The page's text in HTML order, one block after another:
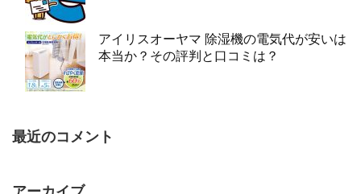
アイリスオーヤマ 除湿機の電気代が安いは
本当か？その評判と口コミは？
最近のコメント